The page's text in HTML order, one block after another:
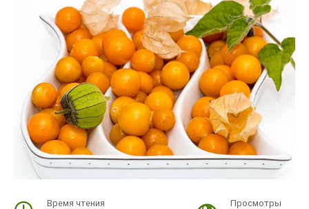
Время чтения Просмотры